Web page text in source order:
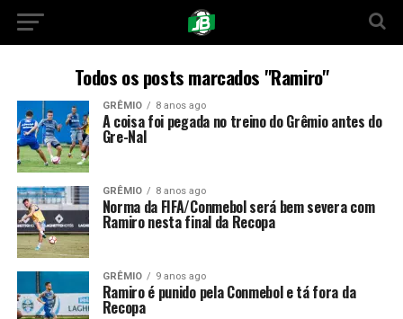
Todos os posts marcados "Ramiro"
GRÊMIO 8 anos ago
A coisa foi pegada no treino do Grêmio antes do
Gre-Nal
GRÊMIO 8 anos ago
Norma da FIFA/Conmebol será bem severa com
Ramiro nesta final da Recopa
GRÊMIO 9 anos ago
Ramiro é punido pela Conmebol e tá fora da
Recopa